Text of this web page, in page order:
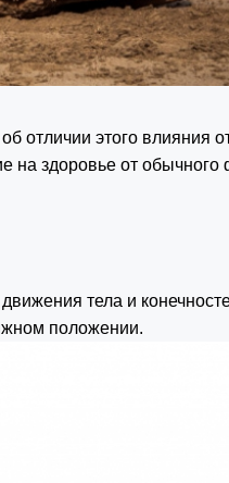
отличии этого влияния
на здоровье от обычного
тела и
положении.